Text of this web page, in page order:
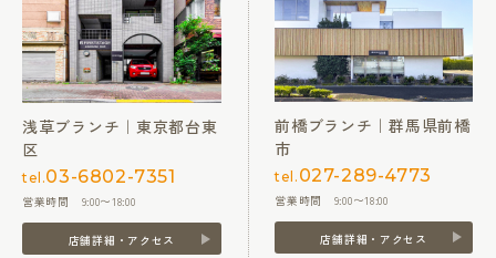
浅草ブランチ｜東京都台東
区
tel.03-6802-7351
営業時間 9:00〜18:00
店舗詳細・アクセス
前橋ブランチ｜群馬県前橋
市
tel. 027-289-4773
営業時間 9:00〜18:00
店舗詳細・アクセス